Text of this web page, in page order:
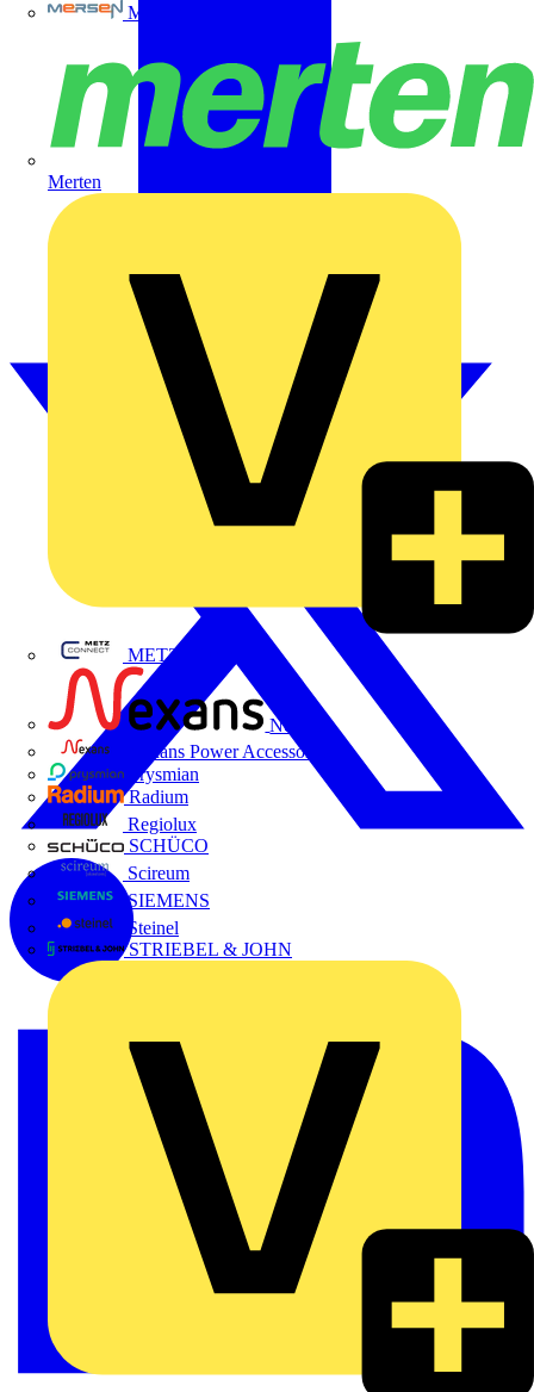
Mersen
Merten
METZ CONNECT
Nexans
Nexans Power Accessories
Prysmian
Radium
Regiolux
SCHÜCO
Scireum
SIEMENS
Steinel
STRIEBEL & JOHN